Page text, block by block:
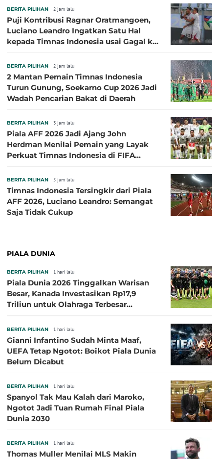
BERITA PILIHAN 2 jam lalu
Puji Kontribusi Ragnar Oratmangoen,
Luciano Leandro Ingatkan Satu Hal
kepada Timnas Indonesia usai Gagal ke
BERITA PILIHAN 2 jam lalu
2 Mantan Pemain Timnas Indonesia
Turun Gunung, Soekarno Cup 2026 Jadi
Wadah Pencarian Bakat di Daerah
BERITA PILIHAN 3 jam lalu
Piala AFF 2026 Jadi Ajang John
Herdman Menilai Pemain yang Layak
Perkuat Timnas Indonesia di FIFA
BERITA PILIHAN 5 jam lalu
Timnas Indonesia Tersingkir dari Piala
AFF 2026, Luciano Leandro: Semangat
Saja Tidak Cukup
PIALA DUNIA
BERITA PILIHAN 1 hari lalu
Piala Dunia 2026 Tinggalkan Warisan
Besar, Kanada Investasikan Rp17,9
Triliun untuk Olahraga Terbesar
BERITA PILIHAN 1 hari lalu
Gianni Infantino Sudah Minta Maaf,
UEFA Tetap Ngotot: Boikot Piala Dunia
Belum Dicabut
BERITA PILIHAN 1 hari lalu
Spanyol Tak Mau Kalah dari Maroko,
Ngotot Jadi Tuan Rumah Final Piala
Dunia 2030
BERITA PILIHAN 1 hari lalu
Thomas Muller Menilai MLS Makin